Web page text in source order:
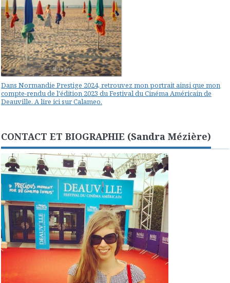
Dans Normandie Prestige 2024, retrouvez mon portrait ainsi que mon
compte-rendu de l'édition 2023 du Festival du Cinéma Américain de
Deauville. A lire ici sur Calameo.
CONTACT ET BIOGRAPHIE (Sandra Mézière)